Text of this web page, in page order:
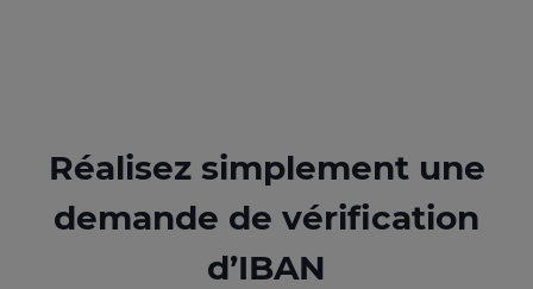
Réalisez simplement une
demande de vérification
d’IBAN